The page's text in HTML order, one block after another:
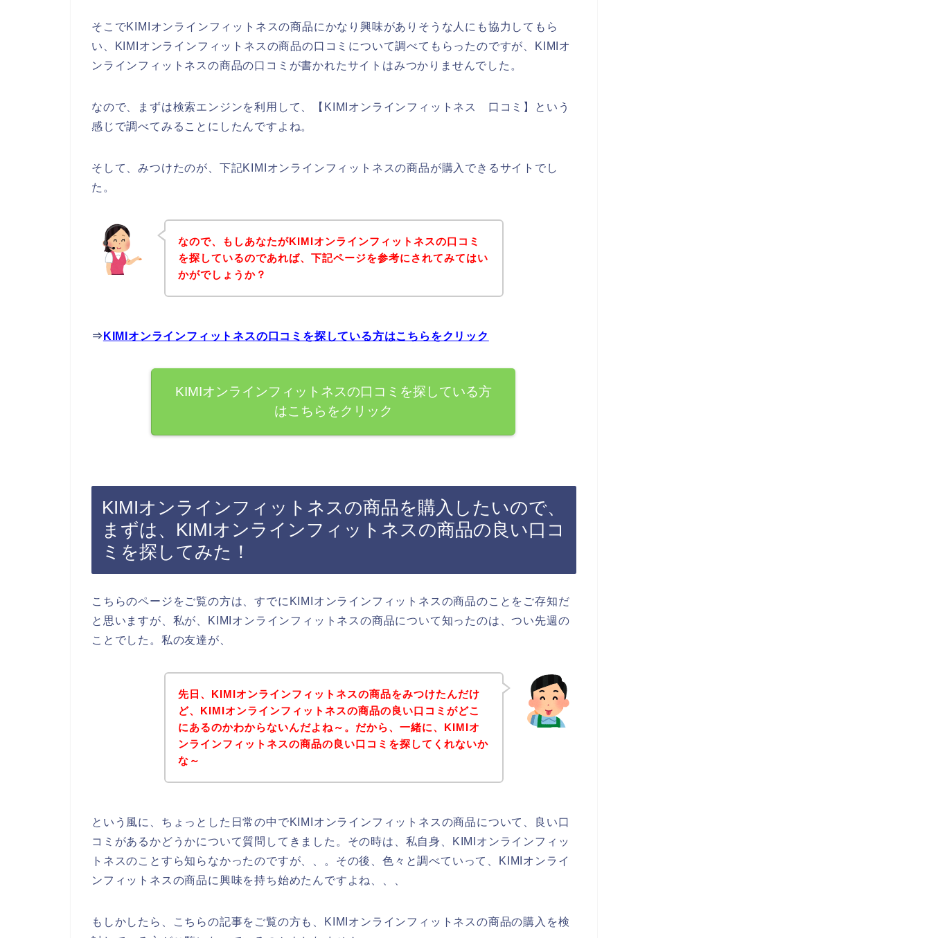
そこでKIMIオンラインフィットネスの商品にかなり興味がありそうな人にも協力してもら
い、KIMIオンラインフィットネスの商品の口コミについて調べてもらったのですが、KIMIオ
ンラインフィットネスの商品の口コミが書かれたサイトはみつかりませんでした。
なので、まずは検索エンジンを利用して、【KIMIオンラインフィットネス 口コミ】という
感じで調べてみることにしたんですよね。
そして、みつけたのが、下記KIMIオンラインフィットネスの商品が購入できるサイトでし
た。
なので、もしあなたがKIMIオンラインフィットネスの口コミ
を探しているのであれば、下記ページを参考にされてみてはい
かがでしょうか？
⇒ KIMIオンラインフィットネスの口コミを探している方はこちらをクリック
KIMIオンラインフィットネスの口コミを探している方
はこちらをクリック
KIMIオンラインフィットネスの商品を購入したいので、
まずは、KIMIオンラインフィットネスの商品の良い口コ
ミを探してみた！
こちらのページをご覧の方は、すでにKIMIオンラインフィットネスの商品のことをご存知だ
と思いますが、私が、KIMIオンラインフィットネスの商品について知ったのは、つい先週の
ことでした。私の友達が、
先日、KIMIオンラインフィットネスの商品をみつけたんだけ
ど、KIMIオンラインフィットネスの商品の良い口コミがどこ
にあるのかわからないんだよね～。だから、一緒に、KIMIオ
ンラインフィットネスの商品の良い口コミを探してくれないか
な～
という風に、ちょっとした日常の中でKIMIオンラインフィットネスの商品について、良い口
コミがあるかどうかについて質問してきました。その時は、私自身、KIMIオンラインフィッ
トネスのことすら知らなかったのですが、、。その後、色々と調べていって、KIMIオンライ
ンフィットネスの商品に興味を持ち始めたんですよね、、、
もしかしたら、こちらの記事をご覧の方も、KIMIオンラインフィットネスの商品の購入を検